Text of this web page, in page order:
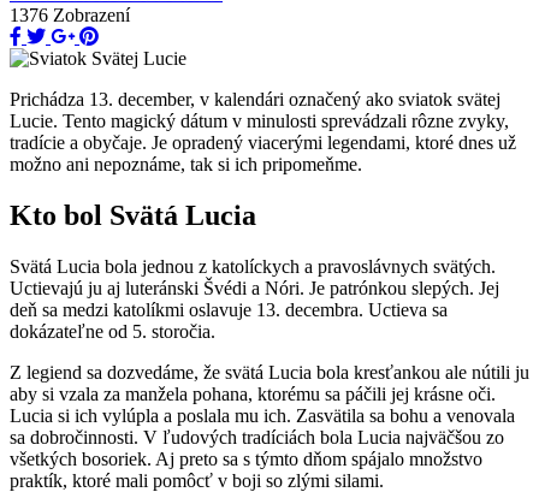
1376 Zobrazení
Prichádza 13. december, v kalendári označený ako sviatok svätej
Lucie. Tento magický dátum v minulosti sprevádzali rôzne zvyky,
tradície a obyčaje. Je opradený viacerými legendami, ktoré dnes už
možno ani nepoznáme, tak si ich pripomeňme.
Kto bol Svätá Lucia
Svätá Lucia bola jednou z katolíckych a pravoslávnych svätých.
Uctievajú ju aj luteránski Švédi a Nóri. Je patrónkou slepých. Jej
deň sa medzi katolíkmi oslavuje 13. decembra. Uctieva sa
dokázateľne od 5. storočia.
Z legiend sa dozvedáme, že svätá Lucia bola kresťankou ale nútili ju
aby si vzala za manžela pohana, ktorému sa páčili jej krásne oči.
Lucia si ich vylúpla a poslala mu ich. Zasvätila sa bohu a venovala
sa dobročinnosti. V ľudových tradíciách bola Lucia najväčšou zo
všetkých bosoriek. Aj preto sa s týmto dňom spájalo množstvo
praktík, ktoré mali pomôcť v boji so zlými silami.